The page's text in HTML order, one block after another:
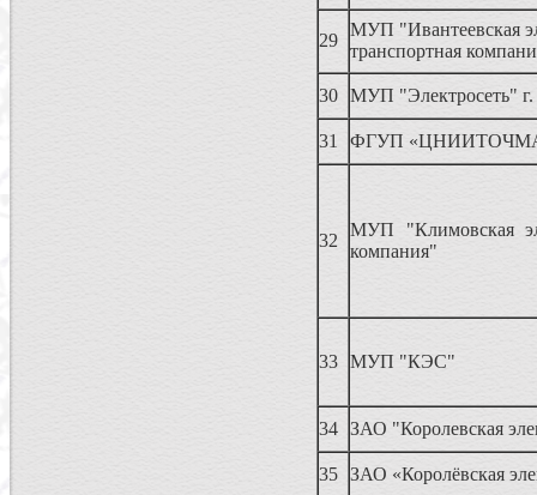
29
МУП "Ивантеевская
транспортная
30 МУП "Электросеть"
31 ФГУП
32
МУП "Климовская
компания"
33 МУП "КЭС"
34 ЗАО "Королевская
35 ЗАО «Королёвская